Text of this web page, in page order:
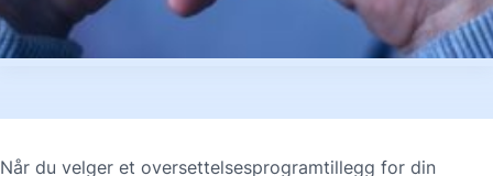
Når du velger et oversettelsesprogramtillegg for din